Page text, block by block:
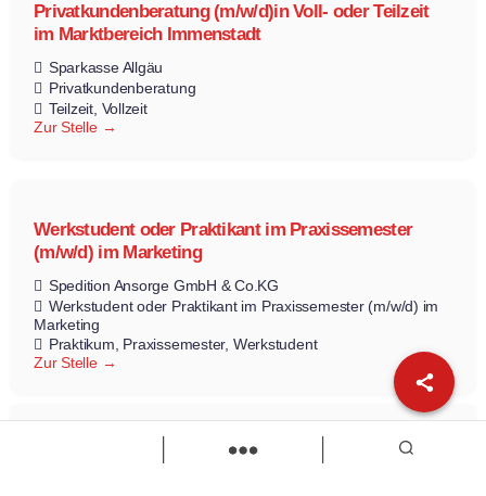
Privatkundenberatung (m/w/d)in Voll- oder Teilzeit
im Marktbereich Immenstadt
Sparkasse Allgäu
Privatkundenberatung
Teilzeit Vollzeit
Zur Stelle
Werkstudent oder Praktikant im Praxissemester
(m/w/d) im Marketing
Spedition Ansorge GmbH & Co.KG
Werkstudent oder Praktikant im Praxissemester (m/w/d) im
Marketing
Praktikum Praxissemester Werkstudent
Zur Stelle